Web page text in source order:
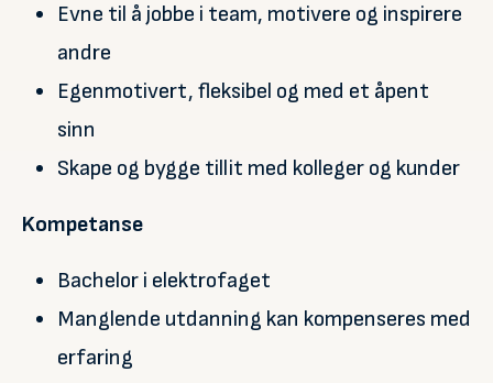
Evne til å jobbe i team, motivere og inspirere
andre
Egenmotivert, fleksibel og med et åpent
sinn
Skape og bygge tillit med kolleger og kunder
Kompetanse
Bachelor i elektrofaget
Manglende utdanning kan kompenseres med
erfaring